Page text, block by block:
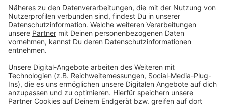
Wird der geplante LKW-Rastplatz an der A1 in
Leverkusen noch gebaut?
Kölner Lichter: Leverkusener Veranstalter prüft
Sicherheit
Versiegelung in Leverkusen: So geht es unseren